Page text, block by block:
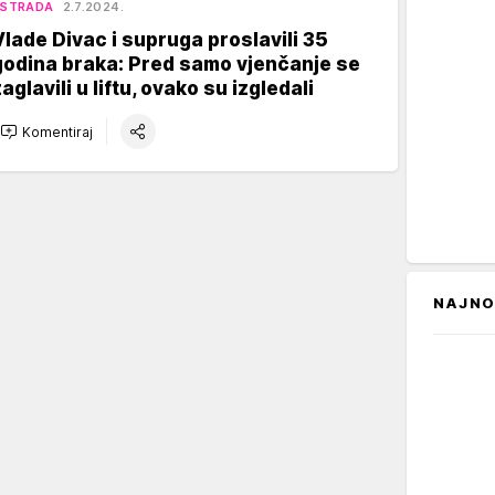
2.7.2024.
Divac i supruga proslavili 35
braka: Pred samo vjenčanje se
u liftu, ovako su izgledali
Komentiraj